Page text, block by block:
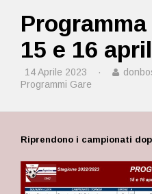
15 e 16
14 Aprile 2023 ·
Programmi Gare
Riprendono i campionati